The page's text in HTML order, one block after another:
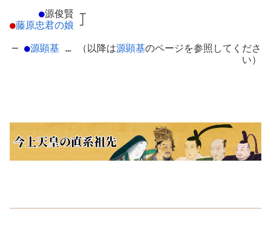
●源俊賢 ┬
●藤原忠君の娘 ┘
─ ●源顕基 … （以降は源顕基のページを参照してくださ
い）